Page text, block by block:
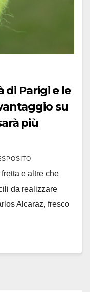
di Parigi e le
su
più
e altre che
da realizzare
Alcaraz, fresco